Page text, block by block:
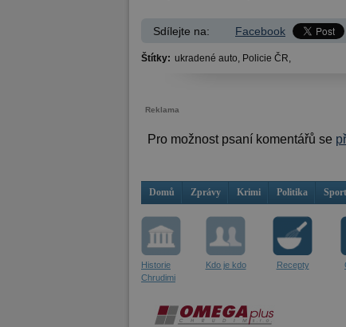
Sdílejte na: Facebook
Štítky: ukradené auto, Policie ČR,
Reklama
Pro možnost psaní komentářů se
Domů Zprávy Krimi Politika Sport
Historie
Chrudimi
Kdo je kdo Recepty